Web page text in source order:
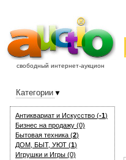
свободный интернет-аукцион
Антиквариат и Искуcство (-1)
Бизнес на продажу (0)
Бытовая техника (2)
ДОМ, БЫТ, УЮТ (1)
Игрушки и Игры (0)
Категории